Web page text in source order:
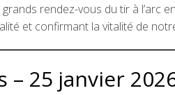
rendez-vous du tir à l’arc
et confirmant la vitalité de
– 25 janvier